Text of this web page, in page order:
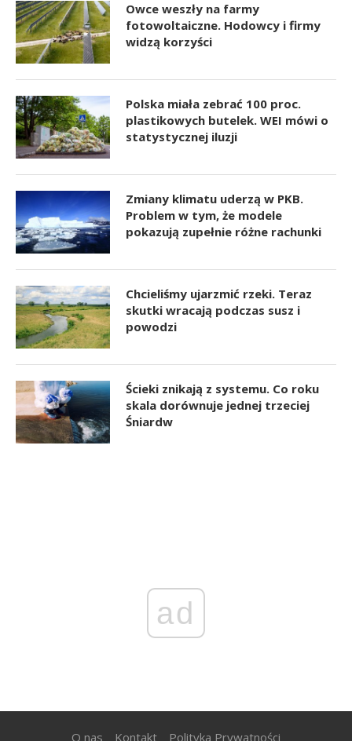
Owce weszły na farmy
fotowoltaiczne. Hodowcy i firmy
widzą korzyści
Polska miała zebrać 100 proc.
plastikowych butelek. WEI mówi o
statystycznej iluzji
Zmiany klimatu uderzą w PKB.
Problem w tym, że modele
pokazują zupełnie różne rachunki
Chcieliśmy ujarzmić rzeki. Teraz
skutki wracają podczas susz i
powodzi
Ścieki znikają z systemu. Co roku
skala dorównuje jednej trzeciej
Śniardw
ad
O nas Kontakt Polityka Prywatności